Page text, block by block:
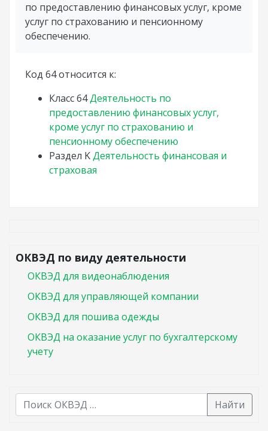
по предоставлению финансовых услуг, кроме
услуг по страхованию и пенсионному
обеспечению.
Код 64 относится к:
Класс64Деятельность по
предоставлению финансовых услуг,
кроме услуг по страхованию и
пенсионному обеспечению
Раздел KДеятельность финансовая и
страховая
ОКВЭД по виду деятельности
ОКВЭД для видеонаблюдения
ОКВЭД для управляющей компании
ОКВЭД для пошива одежды
ОКВЭД на оказание услуг по бухгалтерскому
учету
Найти
В списке найденных результатов используйте